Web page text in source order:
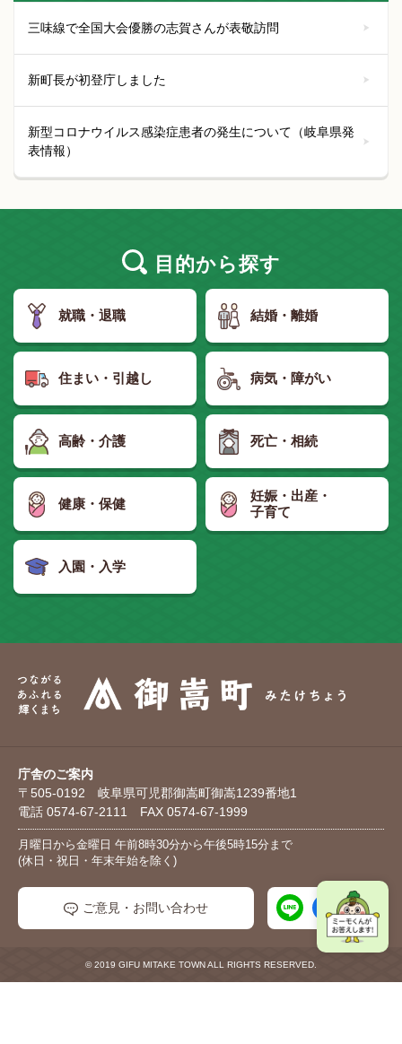
三味線で全国大会優勝の志賀さんが表敬訪問
新町長が初登庁しました
新型コロナウイルス感染症患者の発生について（岐阜県発
表情報）
目的から探す
就職・退職 結婚・離婚
住まい・引越し 病気・障がい
高齢・介護 死亡・相続
健康・保健
妊娠・出産・
子育て
入園・入学
庁舎のご案内
〒505-0192 岐阜県可児郡御嵩町御嵩1239番地1
電話 0574-67-2111 FAX 0574-67-1999
月曜日から金曜日 午前8時30分から午後5時15分まで
(休日・祝日・年末年始を除く)
ご意見・お問い合わせ
© 2019 GIFU MITAKE TOWN ALL RIGHTS RESERVED.